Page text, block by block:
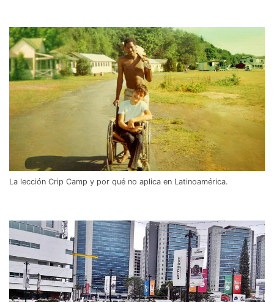
La lección Crip Camp y por qué no aplica en Latinoamérica.